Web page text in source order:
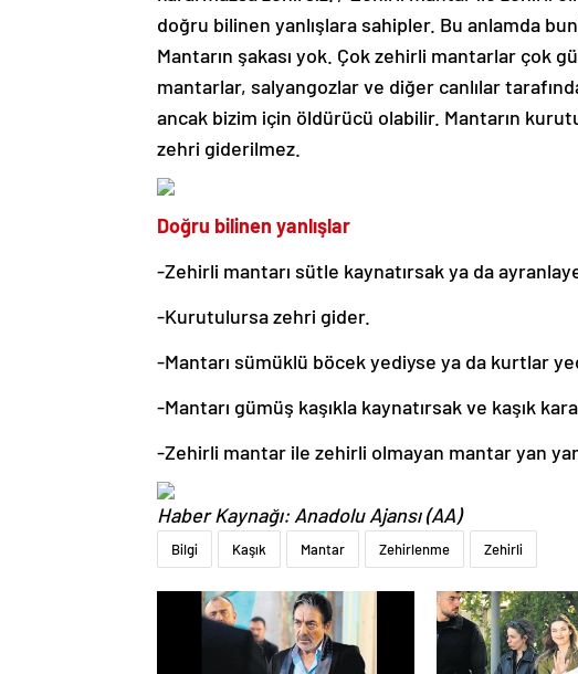
doğru bilinen yanlışlara sahipler. Bu anlamda
Mantarın şakası yok. Çok zehirli mantarlar çok
mantarlar, salyangozlar ve diğer canlılar
ancak bizim için öldürücü olabilir. Mantarın
zehri giderilmez.
Doğru bilinen yanlışlar
-Zehirli mantarı sütle kaynatırsak ya da
-Kurutulursa zehri gider.
-Mantarı sümüklü böcek yediyse ya da kurtlar
-Mantarı gümüş kaşıkla kaynatırsak ve kaşık
-Zehirli mantar ile zehirli olmayan mantar yan
Haber Kaynağı: Anadolu Ajansı (AA)
Bilgi Kaşık Mantar Zehirlenme Zehirli